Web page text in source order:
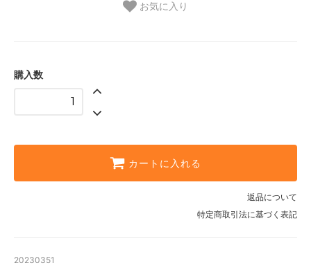
お気に入り
購入数
カートに入れる
返品について
特定商取引法に基づく表記
20230351